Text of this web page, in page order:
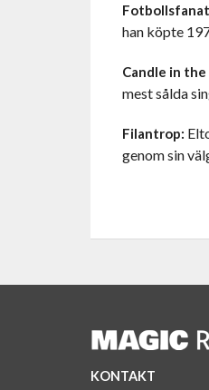
han köpte
Candle in
mest sålda
Filantrop:
genom sin
KONTAKT